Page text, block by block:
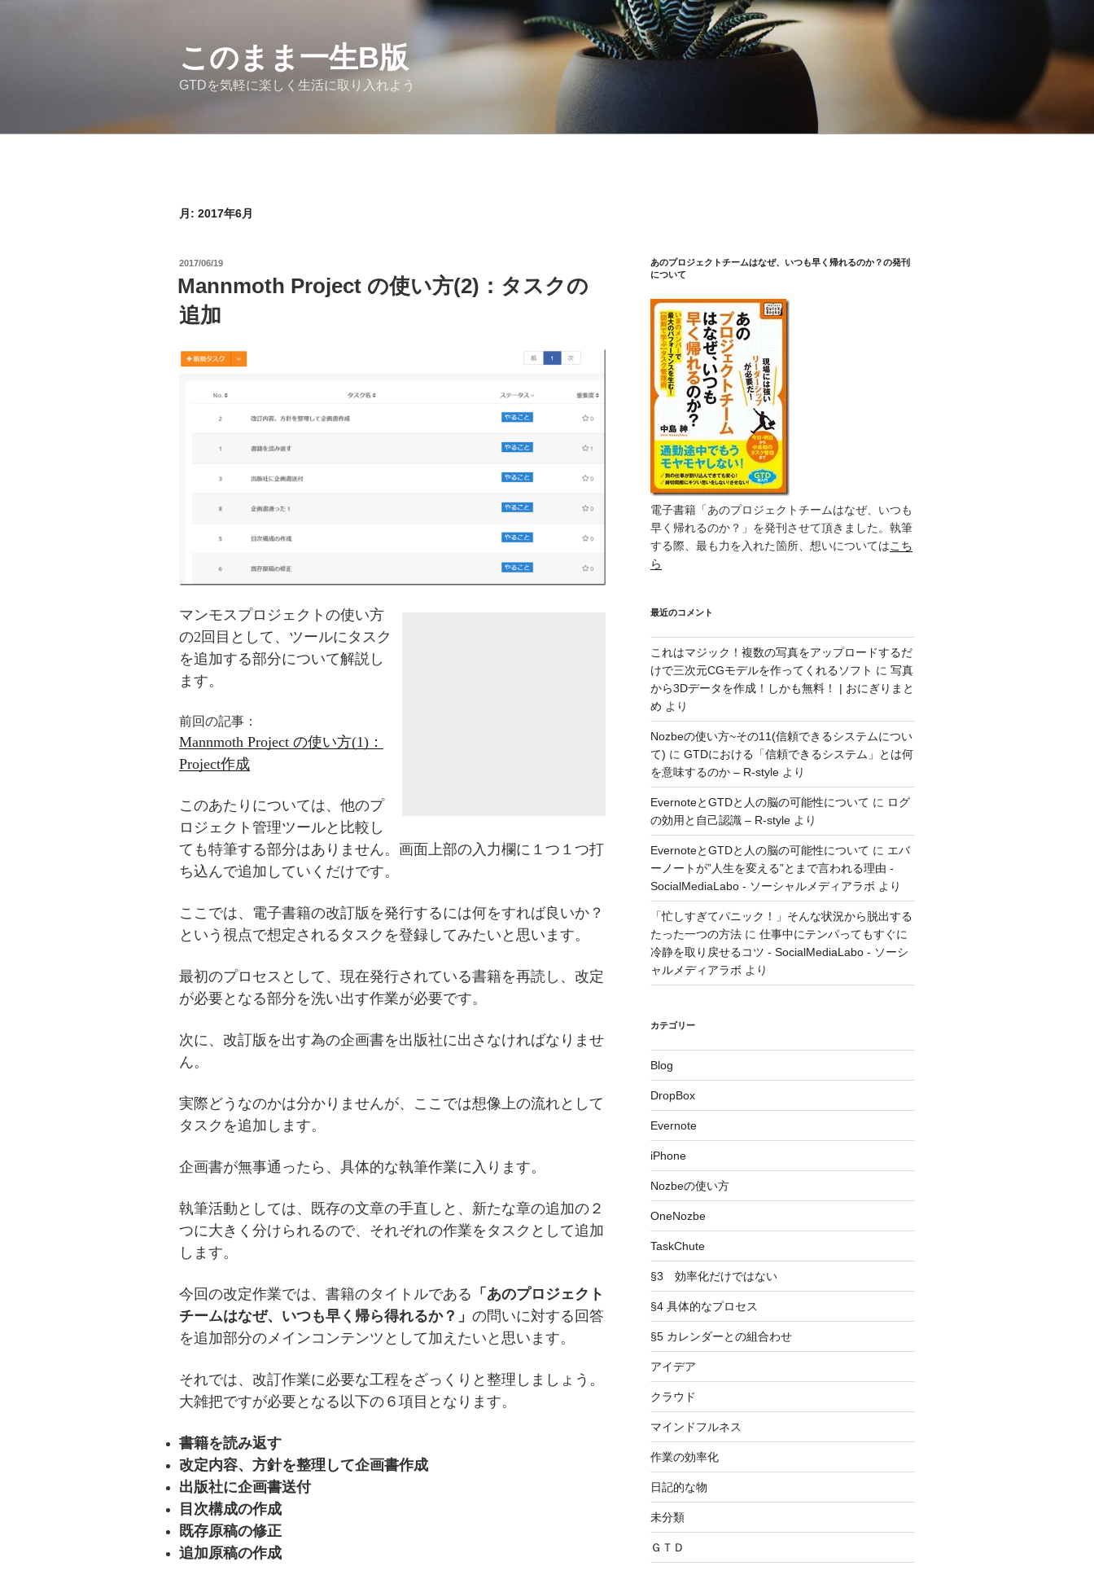
このまま一生Β版
GTDを気軽に楽しく生活に取り入れよう
月: 2017年6月
投
日:
2017/06/19
Mannmoth Project の使い方(2)：タスクの
追加
マンモスプロジェクトの使い方
の2回目として、ツールにタスク
を追加する部分について解説し
ます。
前回の記事：
Mannmoth Project の使い方(1)：
Project作成
このあたりについては、他のプ
ロジェクト管理ツールと比較し
ても特筆する部分はありません。画面上部の入力欄に１つ１つ打
ち込んで追加していくだけです。
ここでは、電子書籍の改訂版を発行するには何をすれば良いか？
という視点で想定されるタスクを登録してみたいと思います。
最初のプロセスとして、現在発行されている書籍を再読し、改定
が必要となる部分を洗い出す作業が必要です。
次に、改訂版を出す為の企画書を出版社に出さなければなりませ
ん。
実際どうなのかは分かりませんが、ここでは想像上の流れとして
タスクを追加します。
企画書が無事通ったら、具体的な執筆作業に入ります。
執筆活動としては、既存の文章の手直しと、新たな章の追加の２
つに大きく分けられるので、それぞれの作業をタスクとして追加
します。
今回の改定作業では、書籍のタイトルである 「あのプロジェクト
チームはなぜ、 いつも早く帰ら得れるか？」 の問いに対する回答
を追加部分のメインコンテンツとして加えたいと思います。
それでは、改訂作業に必要な工程をざっくりと整理しましょう。
大雑把ですが必要となる以下の６項目となります。
書籍を読み返す
改定内容、方針を整理して企画書作成
出版社に企画書送付
目次構成の作成
既存原稿の修正
追加原稿の作成
あのプロジェクトチームはなぜ、いつも早く帰れるのか？の発刊
について
電子書籍「あのプロジェクトチームはなぜ、いつも
早く帰れるのか？」を発刊させて頂きました。執筆
する際、最も力を入れた箇所、想いについてはこち
ら
最近のコメント
これはマジック！複数の写真をアップロードするだ
けで三次元CGモデルを作ってくれるソフト に 写真
から3Dデータを作成！しかも無料！ | おにぎりまと
め より
Nozbeの使い方~その11(信頼できるシステムについ
て) に GTDにおける「信頼できるシステム」とは何
を意味するのか – R-styleより
EvernoteとGTDと人の脳の可能性について に ログ
の効用と自己認識 – R-styleより
EvernoteとGTDと人の脳の可能性について に エバ
ーノートが”人生を変える”とまで言われる理由 -
SocialMediaLabo - ソーシャルメディアラボ より
「忙しすぎてパニック！」そんな状況から脱出する
たった一つの方法に 仕事中にテンパってもすぐに
冷静を取り戻せるコツ - SocialMediaLabo - ソーシ
ャルメディアラボ より
カテゴリー
Blog
DropBox
Evernote
iPhone
Nozbeの使い方
OneNozbe
TaskChute
§3 効率化だけではない
§4 具体的なプロセス
§5 カレンダーとの組合わせ
アイデア
クラウド
マインドフルネス
作業の効率化
日記的な物
未分類
ＧＴＤ